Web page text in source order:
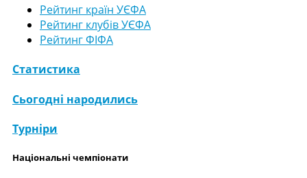
Рейтинг країн УЄФА
Рейтинг клубів УЄФА
Рейтинг ФІФА
Статистика
Сьогодні народились
Турніри
Національні чемпіонати